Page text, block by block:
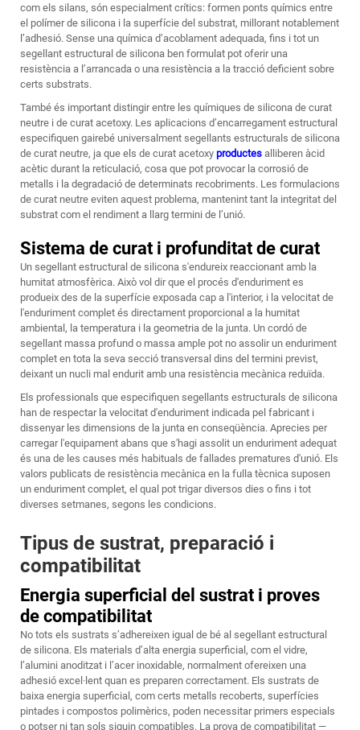
com els silans, són especialment crítics: formen ponts químics entre
el polímer de silicona i la superfície del substrat, millorant notablement
l’adhesió. Sense una química d’acoblament adequada, fins i tot un
segellant estructural de silicona ben formulat pot oferir una
resistència a l’arrancada o una resistència a la tracció deficient sobre
certs substrats.
També és important distingir entre les químiques de silicona de curat
neutre i de curat acetoxy. Les aplicacions d’encarregament estructural
especifiquen gairebé universalment segellants estructurals de silicona
de curat neutre, ja que els de curat acetoxy productes alliberen àcid
acètic durant la reticulació, cosa que pot provocar la corrosió de
metalls i la degradació de determinats recobriments. Les formulacions
de curat neutre eviten aquest problema, mantenint tant la integritat del
substrat com el rendiment a llarg termini de l’unió.
Sistema de curat i profunditat de curat
Un segellant estructural de silicona s'endureix reaccionant amb la
humitat atmosfèrica. Això vol dir que el procés d'enduriment es
produeix des de la superfície exposada cap a l'interior, i la velocitat de
l'enduriment complet és directament proporcional a la humitat
ambiental, la temperatura i la geometria de la junta. Un cordó de
segellant massa profund o massa ample pot no assolir un enduriment
complet en tota la seva secció transversal dins del termini previst,
deixant un nucli mal endurit amb una resistència mecànica reduïda.
Els professionals que especifiquen segellants estructurals de silicona
han de respectar la velocitat d'enduriment indicada pel fabricant i
dissenyar les dimensions de la junta en conseqüència. Aprecies per
carregar l'equipament abans que s'hagi assolit un enduriment adequat
és una de les causes més habituals de fallades prematures d'unió. Els
valors publicats de resistència mecànica en la fulla tècnica suposen
un enduriment complet, el qual pot trigar diversos dies o fins i tot
diverses setmanes, segons les condicions.
Tipus de sustrat, preparació i
compatibilitat
Energia superficial del sustrat i proves
de compatibilitat
No tots els sustrats s’adhereixen igual de bé al segellant estructural
de silicona. Els materials d’alta energia superficial, com el vidre,
l’alumini anoditzat i l’acer inoxidable, normalment ofereixen una
adhesió excel·lent quan es preparen correctament. Els sustrats de
baixa energia superficial, com certs metalls recoberts, superfícies
pintades i compostos polimèrics, poden necessitar primers especials
o potser ni tan sols siguin compatibles. La prova de compatibilitat —